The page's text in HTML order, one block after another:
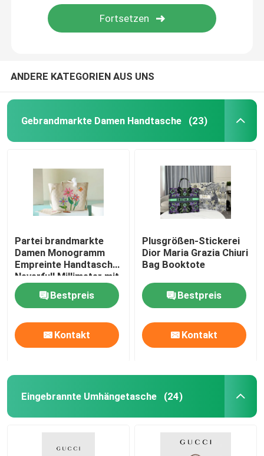
ANDERE KATEGORIEN AUS UNS
Gebrandmarkte Damen Handtasche (23)
Partei brandmarkte
Damen Monogramm
Empreinte Handtasche
Neverfull Millimeter mit
Blumen-Marketerie
Bestpreis
Kontakt
Plusgrößen-Stickerei
Dior Maria Grazia Chiuri
Bag Booktote
Bestpreis
Kontakt
Eingebrannte Umhängetasche (24)